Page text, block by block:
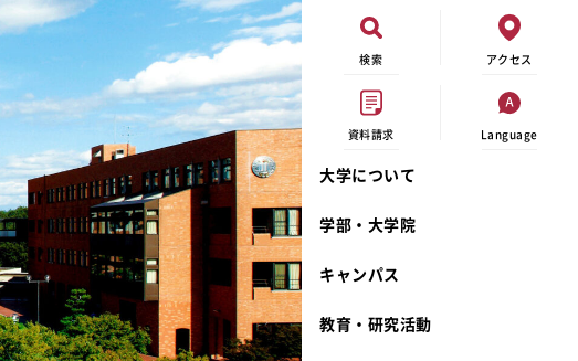
検索 アクセス
資料請求 Language
大学について
宮城学院 校歌
礼拝堂
学部・大学院
キャンパス
奨学金
教育・研究活動動物実験に関する情報公開